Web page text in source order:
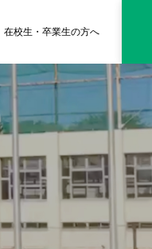
在校生・卒業生の方へ